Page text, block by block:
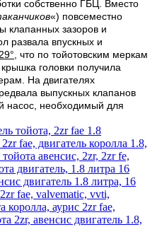
собственно ГБЦ. Вместо
«) повсеместно
клапанных зазоров и
развала впускных и
29° , что по тойотовским меркам
головки получила
На двигателях
выпускных клапанов
насос, необходимый для